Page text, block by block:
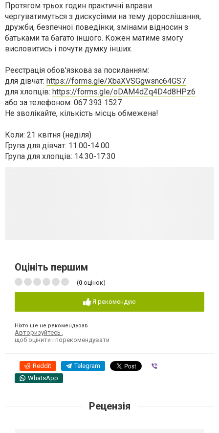
Протягом трьох годин практичні вправи
чергуватимуться з дискусіями на тему дорослішання,
дружби, безпечної поведінки, змінами відносин з
батьками та багато іншого. Кожен матиме змогу
висловитись і почути думку інших.
Реєстрація обов'язкова за посиланням:
для дівчат: https://forms.gle/XbaXVSGgwsnc64GS7
для хлопців: https://forms.gle/oDAM4dZq4D4d8HPz6
або за телефоном: 067 393 1527
Не зволікайте, кількість місць обмежена!
Коли: 21 квітня (неділя)
Група для дівчат: 11:00-14:00
Група для хлопців: 14:30-17:30
Оцініть першим
(0 оцінок)
Я рекомендую
Ніхто ще не рекомендував
Авторизуйтесь ,
щоб оцінити і порекомендувати
Reddit Telegram
WhatsApp
Рецензія